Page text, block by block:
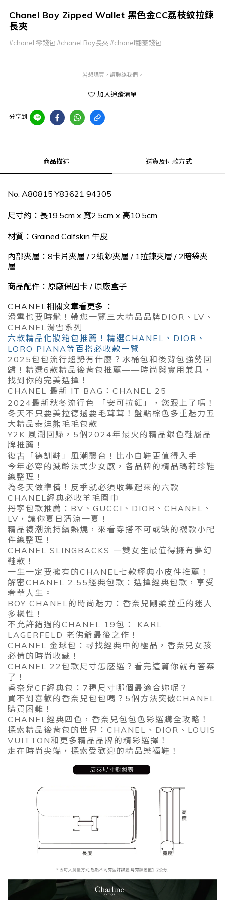
Chanel Boy Zipped Wallet 黑色金CC荔枝紋拉鍊
長夾
#chanel 零錢包 #chanel Boy長夾 #chanel翻蓋錢包
若想購買，請聯絡我們。
加入追蹤清單
分享到
商品描述 送貨及付款方式
No. A80815 Y83621 94305
尺寸約：長19.5cm x 寬2.5cm x 高10.5cm
材質：Grained Calfskin 牛皮
內部夾層：8卡片夾層 / 2紙鈔夾層 / 1拉鍊夾層 / 2暗袋夾
層
商品配件：原廠保固卡 / 原廠盒子
CHANEL相關文章看更多 ：
滑雪也要時髦！帶您一覽三大精品品牌DIOR、LV、
CHANEL滑雪系列
六款精品化妝箱包推薦！精選CHANEL、DIOR、
LORO PIANA等百搭必收款一覽
2025包包流行趨勢有什麼？水桶包和後背包強勢回
歸！精選6款精品後背包推薦——時尚與實用兼具，
找到你的完美選擇！
CHANEL 最新 IT BAG：CHANEL 25
2024最新秋冬流行色 「安可拉紅」，您跟上了嗎！
冬天不只要美拉德還要毛茸茸！盤點棕色多重魅力五
大精品泰迪熊毛毛包款
Y2K 風潮回歸，5個2024年最火的精品銀色鞋履品
牌推薦！
復古「德訓鞋」風潮襲台！比小白鞋更值得入手
今年必穿的減齡法式少女感，各品牌的精品瑪莉珍鞋
總整理！
為冬天做準備！反季就必須收集起來的六款
CHANEL經典必收羊毛圍巾
丹寧包款推薦：BV、GUCCI、DIOR、CHANEL、
LV，讓你夏日清涼一夏！
精品襪潮流持續熱燒，來看穿搭不可或缺的襪款小配
件總整理！
CHANEL SLINGBACKS 一雙女生最值得擁有夢幻
鞋款！
一生一定要擁有的CHANEL七款經典小皮件推薦！
解密CHANEL 2.55經典包款：選擇經典包款，享受
奢華人生。
BOY CHANEL的時尚魅力：香奈兒剛柔並重的迷人
多樣性！
不允許錯過的CHANEL 19包： KARL
LAGERFELD 老佛爺最後之作！
CHANEL 金球包：尋找經典中的極品，香奈兒女孩
必備的時尚收藏！
CHANEL 22包款尺寸怎麽選？看完這篇你就有答案
了！
香奈兒CF經典包：7種尺寸哪個最適合妳呢？
買不到喜歡的香奈兒包包嗎？5個方法突破CHANEL
購買困難！
CHANEL經典四色，香奈兒包包色彩選購全攻略！
探索精品後背包的世界：CHANEL、DIOR、LOUIS
VUITTON和更多精品品牌的精彩選擇！
走在時尚尖端，探索受歡迎的精品樂福鞋！